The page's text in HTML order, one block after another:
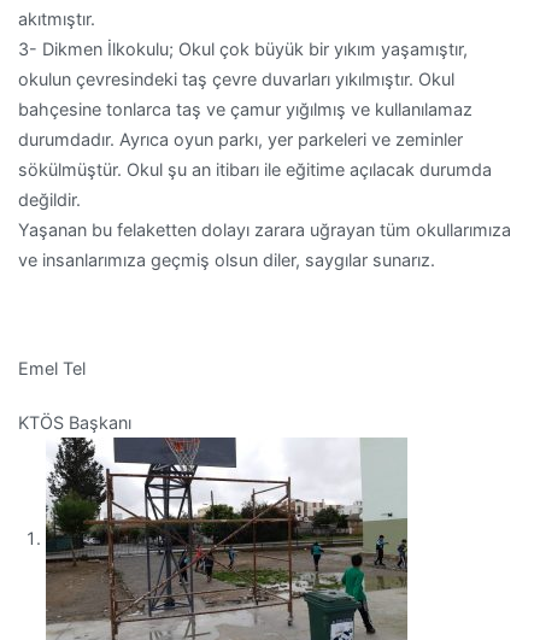
akıtmıştır.
3- Dikmen İlkokulu; Okul çok büyük bir yıkım yaşamıştır,
okulun çevresindeki taş çevre duvarları yıkılmıştır. Okul
bahçesine tonlarca taş ve çamur yığılmış ve kullanılamaz
durumdadır. Ayrıca oyun parkı, yer parkeleri ve zeminler
sökülmüştür. Okul şu an itibarı ile eğitime açılacak durumda
değildir.
Yaşanan bu felaketten dolayı zarara uğrayan tüm okullarımıza
ve insanlarımıza geçmiş olsun diler, saygılar sunarız.
Emel Tel
KTÖS Başkanı